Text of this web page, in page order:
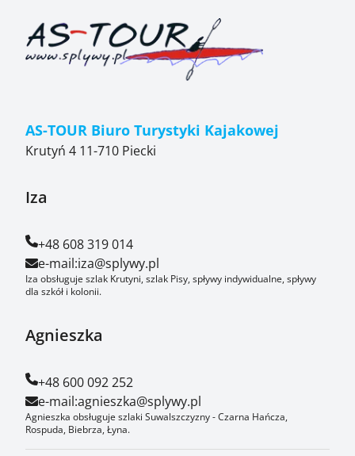
AS-TOUR Biuro Turystyki Kajakowej
Krutyń 4 11-710 Piecki
Iza
+48 608 319 014
e-mail:iza@splywy.pl
Iza obsługuje szlak Krutyni, szlak Pisy, spływy indywidualne, spływy
dla szkół i kolonii.
Agnieszka
+48 600 092 252
e-mail:agnieszka@splywy.pl
Agnieszka obsługuje szlaki Suwalszczyzny - Czarna Hańcza,
Rospuda, Biebrza, Łyna.